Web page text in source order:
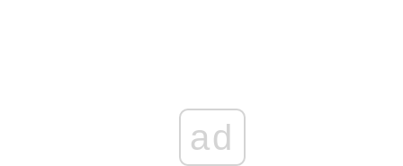
ad